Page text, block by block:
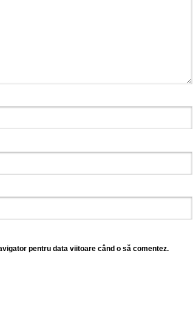
pentru data viitoare când o să comentez.